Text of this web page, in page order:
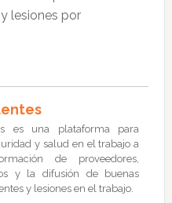
lesiones por
es una plataforma para
y salud en el trabajo a
de proveedores,
y la difusión de buenas
y lesiones en el trabajo.